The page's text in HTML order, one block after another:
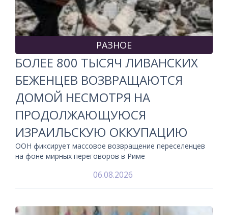
РАЗНОЕ
БОЛЕЕ 800 ТЫСЯЧ ЛИВАНСКИХ
БЕЖЕНЦЕВ ВОЗВРАЩАЮТСЯ
ДОМОЙ НЕСМОТРЯ НА
ПРОДОЛЖАЮЩУЮСЯ
ИЗРАИЛЬСКУЮ ОККУПАЦИЮ
ООН фиксирует массовое возвращение переселенцев
на фоне мирных переговоров в Риме
06.08.2026